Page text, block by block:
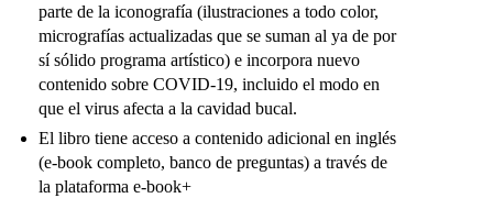
parte de la iconografía (ilustraciones a todo color,
micrografías actualizadas que se suman al ya de por
sí sólido programa artístico) e incorpora nuevo
contenido sobre COVID-19, incluido el modo en
que el virus afecta a la cavidad bucal.
El libro tiene acceso a contenido adicional en inglés
(e-book completo, banco de preguntas) a través de
la plataforma e-book+